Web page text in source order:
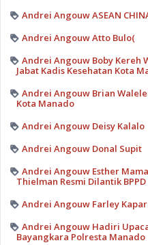
Andrei Angouw ASEAN
Andrei Angouw Atto Bulo(
Andrei Angouw Boby Kereh
Jabat Kadis Kesehatan Kota
Andrei Angouw Brian
Kota Manado
Andrei Angouw Deisy Kalalo
Andrei Angouw Donal Supit
Andrei Angouw Esther
Thielman Resmi Dilantik
Andrei Angouw Farley
Andrei Angouw Hadiri
Bayangkara Polresta Manado